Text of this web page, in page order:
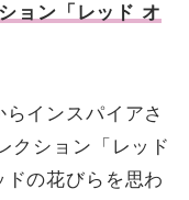
ョン「レッド オ
インスパイアさ
クション「レッド
の花びらを思わ